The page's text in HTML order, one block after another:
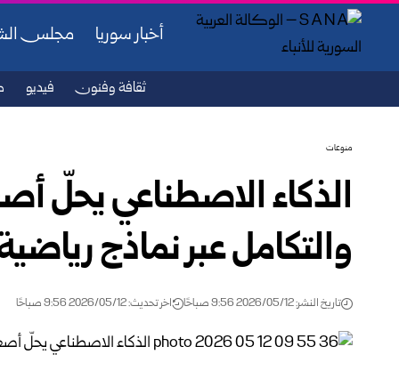
أخبار سوريا مجلس
ثقافة وفنون فيديو
منوعات
الذكاء الاصطناعي يحلّ
والتكامل عبر نماذج
تاريخ النشر: 2026/05/12 9:56 صباحًا اخر تحديث: 2026/05/12 9:56 صباحًا